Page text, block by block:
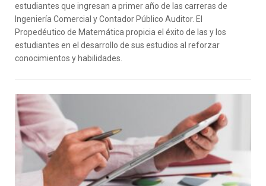
estudiantes que ingresan a primer año de las carreras de
Ingeniería Comercial y Contador Público Auditor. El
Propedéutico de Matemática propicia el éxito de las y los
estudiantes en el desarrollo de sus estudios al reforzar
conocimientos y habilidades.